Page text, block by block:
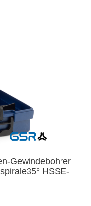
Gewindebohrer
HSSE-